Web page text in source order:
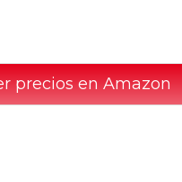
precios en Amazon